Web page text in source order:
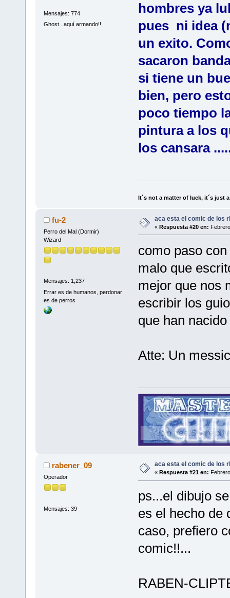
Mensajes: 774
Ghost...aquí armando!!
hombres ya
pues ni idea
un exito.
sacaron
si tiene un
bien, pero
poco tiempo
pintura a los
los cansara
It´s not a matter of luck, it´s just
fu-2
Perro del Mal (Dormir)
Wizard
Mensajes: 1,237
Errar es de humanos, perdonar
es de perros
aca esta el comic de los
« Respuesta #20 en:
como paso
malo que
mejor que nos
escribir los
que han
Atte: Un
rabener_09
Operador
Mensajes: 39
aca esta el comic de los
« Respuesta #21 en:
ps...el dibujo
es el hecho de
caso, prefiero
comic!!...
RABEN-